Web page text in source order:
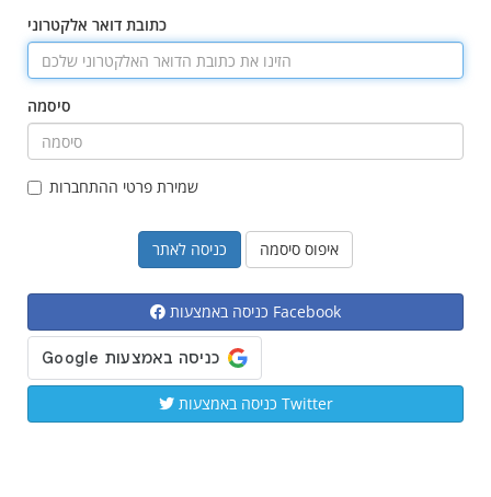
כתובת דואר אלקטרוני
סיסמה
שמירת פרטי ההתחברות
איפוס סיסמה
כניסה באמצעות Facebook
כניסה באמצעות Twitter